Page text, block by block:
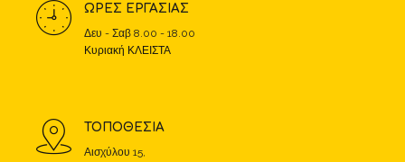
ΩΡΕΣ ΕΡΓΑΣΙΑΣ
Δευ - Σαβ 8.00 - 18.00
Κυριακή ΚΛΕΙΣΤΑ
ΤΟΠΟΘΕΣΙΑ
Αισχύλου 15,